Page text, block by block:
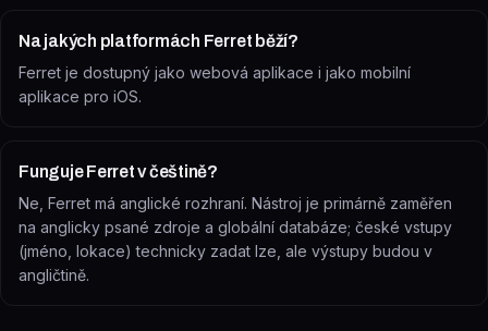
Na jakých platformách Ferret běží?
Ferret je dostupný jako webová aplikace i jako mobilní
aplikace pro iOS.
Funguje Ferret v češtině?
Ne, Ferret má anglické rozhraní. Nástroj je primárně zaměřen
na anglicky psané zdroje a globální databáze; české vstupy
(jméno, lokace) technicky zadat lze, ale výstupy budou v
angličtině.